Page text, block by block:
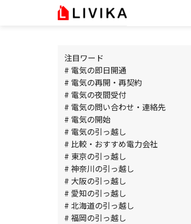
注目ワード
# 電気の即日開通
# 電気の再開・再契約
# 電気の夜間受付
# 電気の問い合わせ・連絡先
# 電気の開始
# 電気の引っ越し
# 比較・おすすめ電力会社
# 東京の引っ越し
# 神奈川の引っ越し
# 大阪の引っ越し
# 愛知の引っ越し
# 北海道の引っ越し
# 福岡の引っ越し